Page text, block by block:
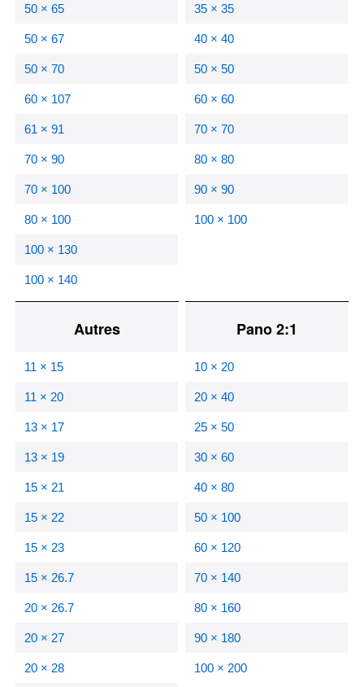
50 × 65
50 × 67
50 × 70
60 × 107
61 × 91
70 × 90
70 × 100
80 × 100
100 × 130
100 × 140
35 × 35
40 × 40
50 × 50
60 × 60
70 × 70
80 × 80
90 × 90
100 × 100
Autres
11 × 15
11 × 20
13 × 17
13 × 19
15 × 21
15 × 22
15 × 23
15 × 26.7
20 × 26.7
20 × 27
20 × 28
Pano 2:1
10 × 20
20 × 40
25 × 50
30 × 60
40 × 80
50 × 100
60 × 120
70 × 140
80 × 160
90 × 180
100 × 200